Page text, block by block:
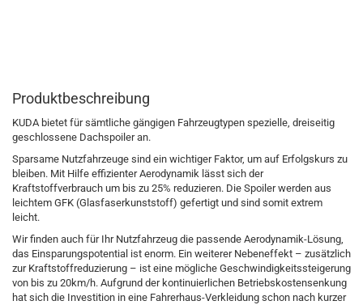
Produktbeschreibung
KUDA bietet für sämtliche gängigen Fahrzeugtypen spezielle, dreiseitig
geschlossene Dachspoiler an.
Sparsame Nutzfahrzeuge sind ein wichtiger Faktor, um auf Erfolgskurs zu
bleiben. Mit Hilfe effizienter Aerodynamik lässt sich der
Kraftstoffverbrauch um bis zu 25% reduzieren. Die Spoiler werden aus
leichtem GFK (Glasfaserkunststoff) gefertigt und sind somit extrem
leicht.
Wir finden auch für Ihr Nutzfahrzeug die passende Aerodynamik-Lösung,
das Einsparungspotential ist enorm. Ein weiterer Nebeneffekt – zusätzlich
zur Kraftstoffreduzierung – ist eine mögliche Geschwindigkeitssteigerung
von bis zu 20km/h. Aufgrund der kontinuierlichen Betriebskostensenkung
hat sich die Investition in eine Fahrerhaus-Verkleidung schon nach kurzer